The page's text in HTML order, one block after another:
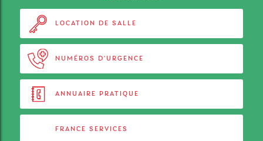
LOCATION DE SALLE
NUMÉROS D'URGENCE
ANNUAIRE PRATIQUE
FRANCE SERVICES